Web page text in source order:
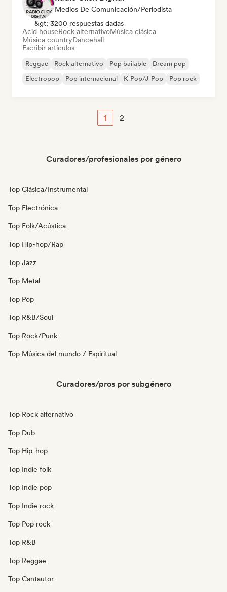
Medios De Comunicación/Periodista
&gt; 3200 respuestas dadas
Acid houseRock alternativoMúsica clásica
Música countryDancehall
Escribir artículos
Reggae Rock alternativo Pop bailable
Dream pop
Electropop
Pop internacional K-Pop/J-Pop Pop rock
1 2
Curadores/profesionales por género
Top Clásica/Instrumental
Top Electrónica
Top Folk/Acústica
Top Hip-hop/Rap
Top Jazz
Top Metal
Top Pop
Top R&B/Soul
Top Rock/Punk
Top Música del mundo / Espiritual
Curadores/pros por subgénero
Top Rock alternativo
Top Dub
Top Hip-hop
Top Indie folk
Top Indie pop
Top Indie rock
Top Pop rock
Top R&B
Top Reggae
Top Cantautor